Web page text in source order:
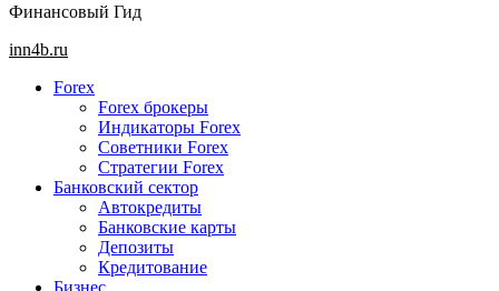
Финансовый Гид
Основное
inn4b.ru
Forex
Forex брокеры
Индикаторы Forex
Советники Forex
Стратегии Forex
Банковский сектор
Автокредиты
Банковские карты
Депозиты
Кредитование
Бизнес